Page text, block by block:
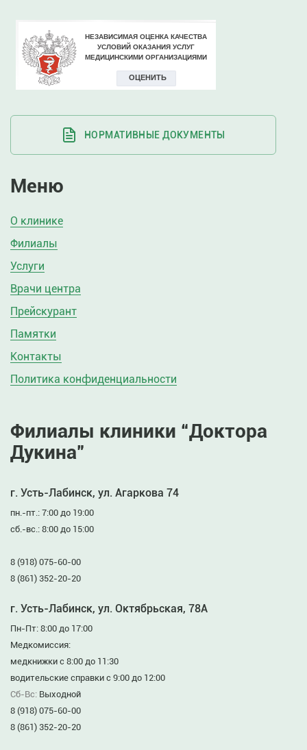
НОРМАТИВНЫЕ ДОКУМЕНТЫ
Меню
О клинике
Филиалы
Услуги
Врачи центра
Прейскурант
Памятки
Контакты
Политика конфиденциальности
Филиалы клиники “Доктора
Дукина”
г. Усть-Лабинск, ул. Агаркова 74
пн.-пт.: 7:00 до 19:00
сб.-вс.: 8:00 до 15:00
8 (918) 075-60-00
8 (861) 352-20-20
г. Усть-Лабинск, ул. Октябрьская, 78А
Пн-Пт: 8:00 до 17:00
Медкомиссия:
медкнижки с 8:00 до 11:30
водительские справки с 9:00 до 12:00
Сб-Вс: Выходной
8 (918) 075-60-00
8 (861) 352-20-20